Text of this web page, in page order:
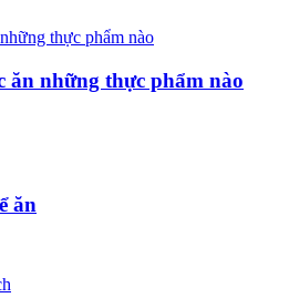
ăn những thực phẩm nào
ăn